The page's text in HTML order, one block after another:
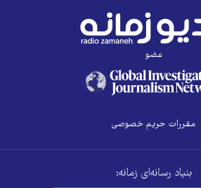
عضو
مقررات حریم خصوصی
بنیاد رسانه‌ای زمانه: